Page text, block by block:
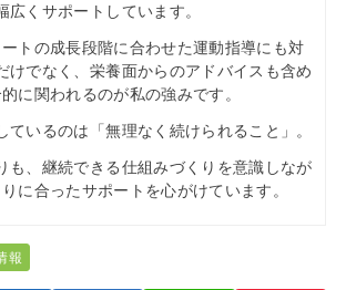
広くサポートしています。
トの成長段階に合わせた運動指導にも対
けでなく、栄養面からのアドバイスも含め
に関われるのが私の強みです。
ているのは「無理なく続けられること」。
も、継続できる仕組みづくりを意識しなが
に合ったサポートを心がけています。
報